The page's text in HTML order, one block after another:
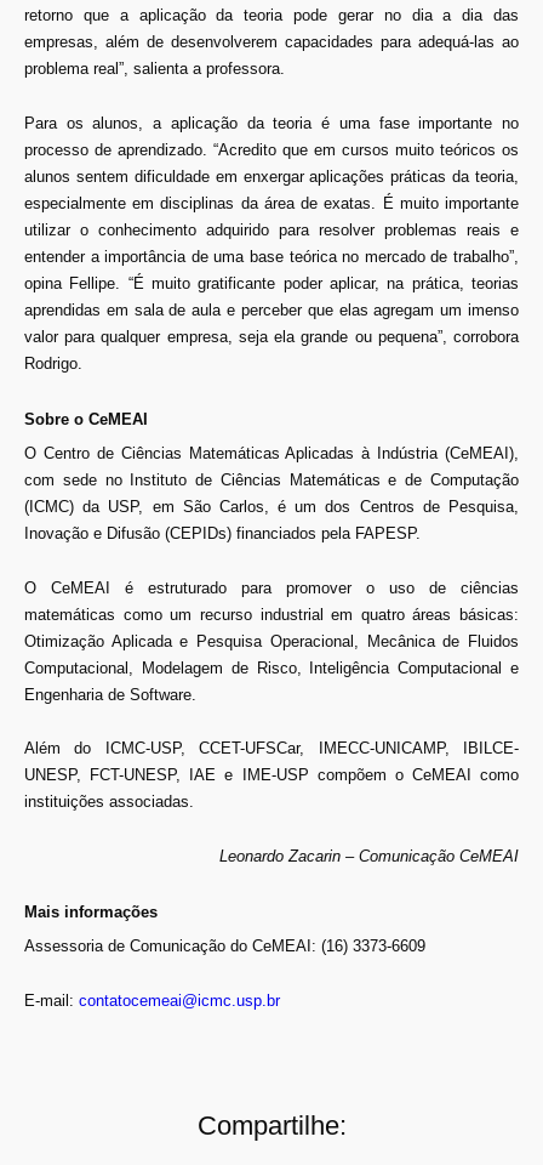
retorno que a aplicação da teoria pode gerar no dia a dia das
empresas, além de desenvolverem capacidades para adequá-las ao
problema real”, salienta a professora.
Para os alunos, a aplicação da teoria é uma fase importante no
processo de aprendizado. “Acredito que em cursos muito teóricos os
alunos sentem dificuldade em enxergar aplicações práticas da teoria,
especialmente em disciplinas da área de exatas. É muito importante
utilizar o conhecimento adquirido para resolver problemas reais e
entender a importância de uma base teórica no mercado de trabalho”,
opina Fellipe. “É muito gratificante poder aplicar, na prática, teorias
aprendidas em sala de aula e perceber que elas agregam um imenso
valor para qualquer empresa, seja ela grande ou pequena”, corrobora
Rodrigo.
Sobre o CeMEAI
O Centro de Ciências Matemáticas Aplicadas à Indústria (CeMEAI),
com sede no Instituto de Ciências Matemáticas e de Computação
(ICMC) da USP, em São Carlos, é um dos Centros de Pesquisa,
Inovação e Difusão (CEPIDs) financiados pela FAPESP.
O CeMEAI é estruturado para promover o uso de ciências
matemáticas como um recurso industrial em quatro áreas básicas:
Otimização Aplicada e Pesquisa Operacional, Mecânica de Fluidos
Computacional, Modelagem de Risco, Inteligência Computacional e
Engenharia de Software.
Além do ICMC-USP, CCET-UFSCar, IMECC-UNICAMP, IBILCE-
UNESP, FCT-UNESP, IAE e IME-USP compõem o CeMEAI como
instituições associadas.
Leonardo Zacarin – Comunicação CeMEAI
Mais informações
Assessoria de Comunicação do CeMEAI: (16) 3373-6609
E-mail: contatocemeai@icmc.usp.br
Compartilhe: